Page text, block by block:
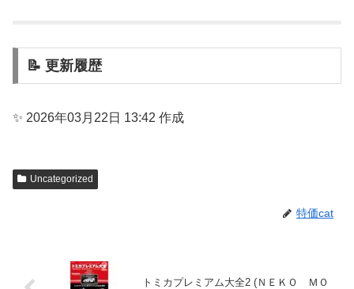
📝 更新履歴
✨ 2026年03月22日 13:42 作成
Uncategorized
特価cat
トミカプレミアム大全2 (ＮＥＫＯ ＭＯ